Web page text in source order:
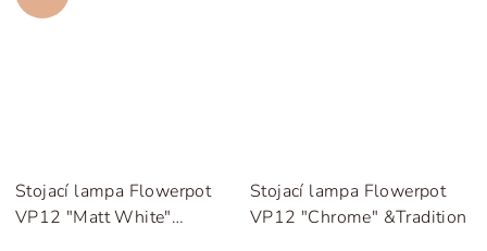
Stojací lampa Flowerpot
VP12 "Matt White"
Stojací lampa Flowerpot
VP12 "Chrome" &Tradition